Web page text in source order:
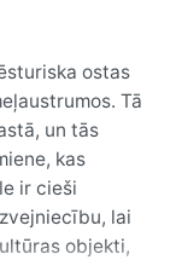
ostas
Tā
un tās
kas
ir cieši
lai
objekti,